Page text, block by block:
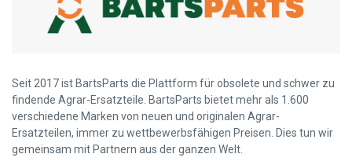
Seit 2017 ist BartsParts die Plattform für obsolete und schwer zu
findende Agrar-Ersatzteile. BartsParts bietet mehr als 1.600
verschiedene Marken von neuen und originalen Agrar-
Ersatzteilen, immer zu wettbewerbsfähigen Preisen. Dies tun wir
gemeinsam mit Partnern aus der ganzen Welt.